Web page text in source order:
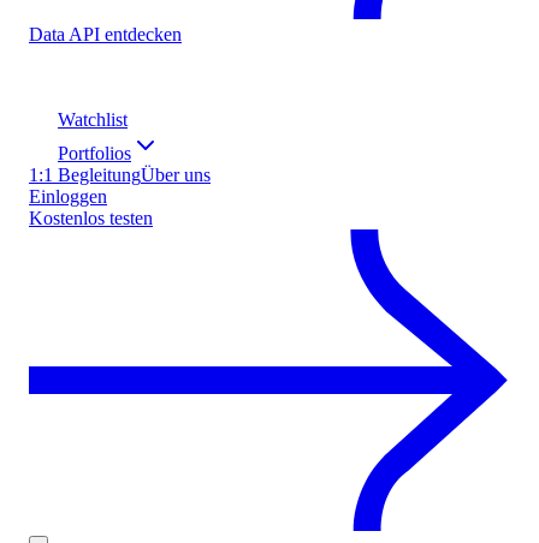
Data API entdecken
Watchlist
Portfolios
1:1 BegleitungÜber uns
Einloggen
Kostenlos testen